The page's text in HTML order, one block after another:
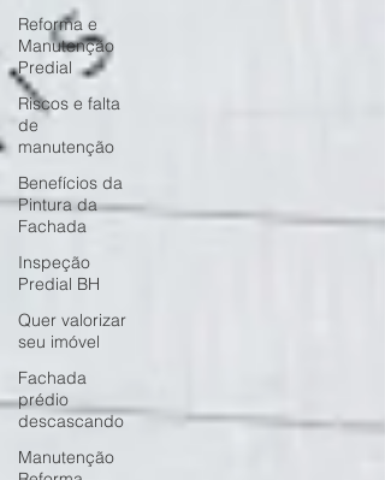
Reforma e
Manutenção
Predial
Riscos e falta
de
manutenção
Benefícios da
Pintura da
Fachada
Inspeção
Predial BH
Quer valorizar
seu imóvel
Fachada
prédio
descascando
Manutenção